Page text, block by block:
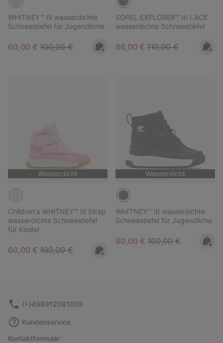
WHITNEY™ III wasserdichte
Schneestiefel für Jugendliche
Sale price:
60,00 € Regular price:
100,00 €
SOREL EXPLORER™ III LACE
wasserdichte Schneestiefel
Sale price:
66,00 € Regular price:
110,00 €
Wasserdicht
Children's WHITNEY™ III Strap
wasserdichte Schneestiefel
für Kinder
Sale price:
60,00 € Regular price:
100,00 €
Wasserdicht
WHITNEY™ III wasserdichte
Schneestiefel für Jugendliche
Sale price:
60,00 € Regular price:
100,00 €
(+)498912081005
Kundenservice
Kontaktformular